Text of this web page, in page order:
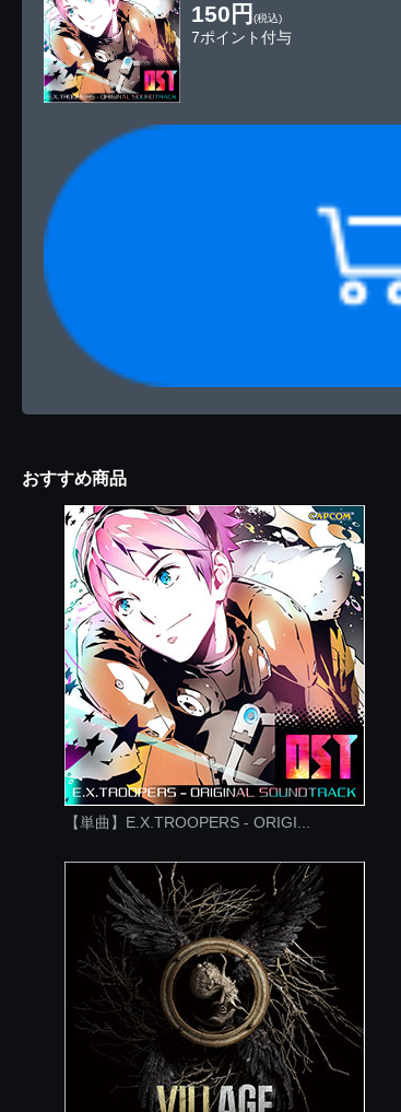
150円 (税込)
7ポイント付与
おすすめ商品
【単曲】E.X.TROOPERS - ORIGI...